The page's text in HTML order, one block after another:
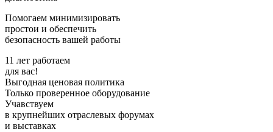
Помогаем минимизировать
простои и обеспечить
безопасность вашей работы
11 лет работаем
для вас!
Выгодная ценовая политика
Только проверенное оборудование
Учавствуем
в крупнейших отраслевых форумах
и выставках